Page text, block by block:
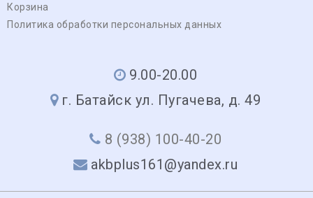
Корзина
Политика обработки персональных данных
9.00-20.00
г. Батайск ул. Пугачева, д. 49
8 (938) 100-40-20
akbplus161@yandex.ru